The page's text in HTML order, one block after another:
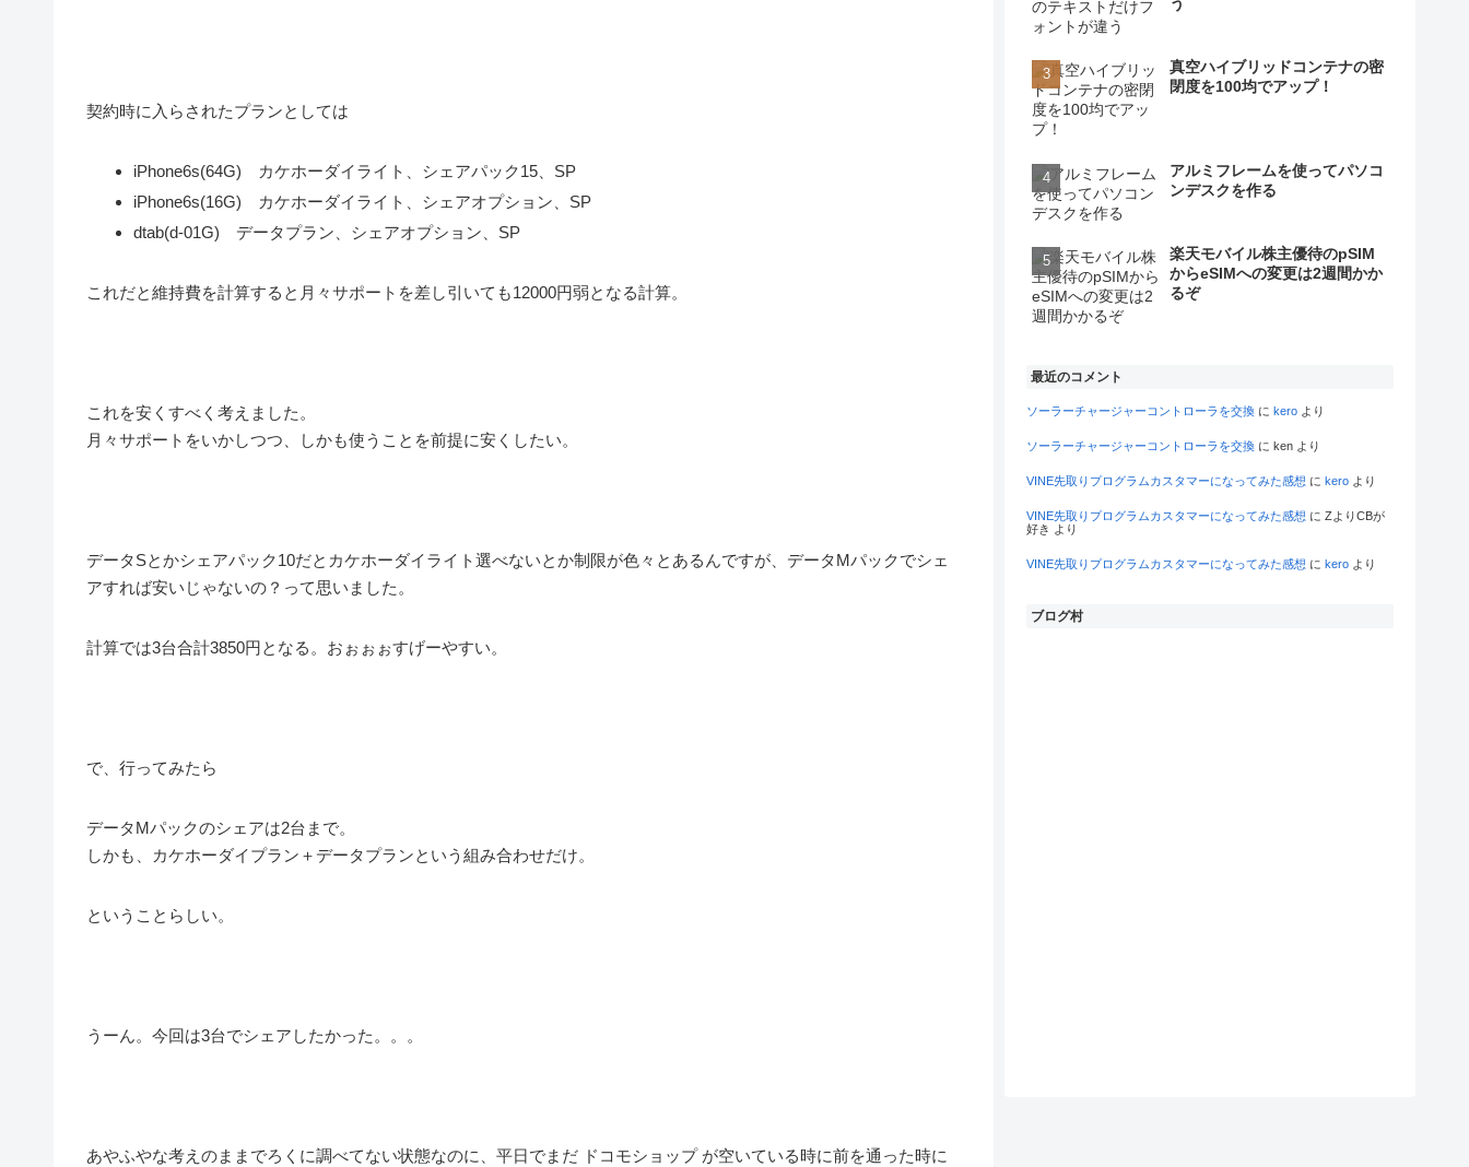
契約時に入らされたプランとしては
iPhone6s(64G) カケホーダイライト、シェアパック15、SP
iPhone6s(16G) カケホーダイライト、シェアオプション、SP
dtab(d-01G) データプラン、シェアオプション、SP
これだと維持費を計算すると月々サポートを差し引いても12000円弱となる計算。
これを安くすべく考えました。
月々サポートをいかしつつ、しかも使うことを前提に安くしたい。
データSとかシェアパック10だとカケホーダイライト選べないとか制限が色々とあるんですが、データMパックでシェ
アすれば安いじゃないの？って思いました。
計算では3台合計3850円となる。おぉぉぉすげーやすい。
で、行ってみたら
データMパックのシェアは2台まで。
しかも、カケホーダイプラン＋データプランという組み合わせだけ。
ということらしい。
うーん。今回は3台でシェアしたかった。。。
あやふやな考えのままでろくに調べてない状態なのに、平日でまだ ドコモショップ が空いている時に前を通った時に
真空ハイブリッドコンテナの密
閉度を100均でアップ！
アルミフレームを使ってパソコ
ンデスクを作る
楽天モバイル株主優待のpSIM
からeSIMへの変更は2週間かか
るぞ
最近のコメント
ソーラーチャージャーコントローラを交換 に kero より
ソーラーチャージャーコントローラを交換 に ken より
VINE先取りプログラムカスタマーになってみた感想 に kero より
VINE先取りプログラムカスタマーになってみた感想 に ZよりCBが
好き より
VINE先取りプログラムカスタマーになってみた感想 に kero より
ブログ村